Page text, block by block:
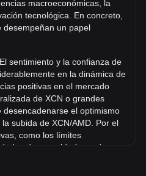
precio de en AMD?
cambio de Onyxcoin (XCN)
el último mes, el tipo de
un 19.28% frente a Dram
macroeconómicas, la
tecnológica. En concreto,
desempeñan un papel
El sentimiento y la confianza de
en la dinámica de
positivas en el mercado
de XCN o grandes
el optimismo
subida de XCN/AMD. Por el
como los límites
de seguridad, pueden